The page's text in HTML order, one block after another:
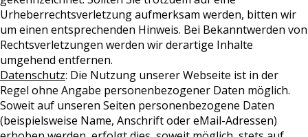
Urheberrechtsverletzung aufmerksam werden, bitten wir
um einen entsprechenden Hinweis. Bei Bekanntwerden von
Rechtsverletzungen werden wir derartige Inhalte
umgehend entfernen.
Datenschutz: Die Nutzung unserer Webseite ist in der
Regel ohne Angabe personenbezogener Daten möglich.
Soweit auf unseren Seiten personenbezogene Daten
(beispielsweise Name, Anschrift oder eMail-Adressen)